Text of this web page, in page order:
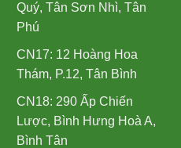
Quý, Tân Sơn Nhì, Tân
Phú
CN17: 12 Hoàng Hoa
Thám, P.12, Tân Bình
CN18: 290 Ấp Chiến
Lược, Bình Hưng Hoà A,
Bình Tân